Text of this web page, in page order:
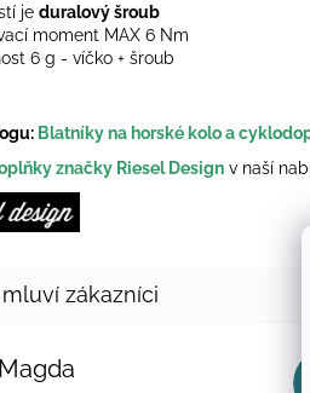
je duralový šroub
moment MAX 6 Nm
6 g - víčko + šroub
Blatníky na horské kolo a
značky Riesel Design v naší
Magda